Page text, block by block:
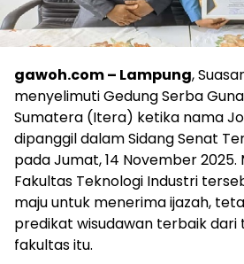
gawoh.com – Lampung,
menyelimuti Gedung Serba
Sumatera (Itera) ketika nama
dipanggil dalam Sidang Senat
pada Jumat, 14 November 2025.
Fakultas Teknologi Industri
maju untuk menerima ijazah,
predikat wisudawan terbaik dari
fakultas itu.